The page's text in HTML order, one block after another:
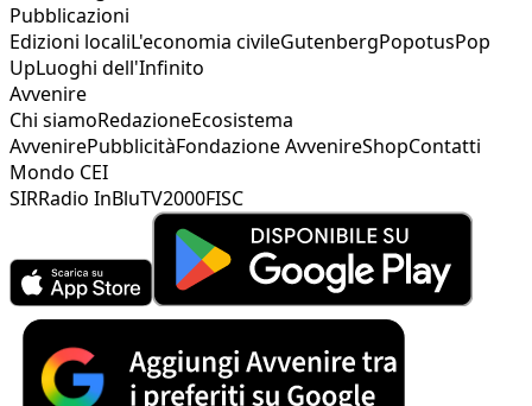
Pubblicazioni
Edizioni localiL'economia civileGutenbergPopotusPop
UpLuoghi dell'Infinito
Avvenire
Chi siamoRedazioneEcosistema
AvvenirePubblicitàFondazione AvvenireShopContatti
Mondo CEI
SIRRadio InBluTV2000FISC